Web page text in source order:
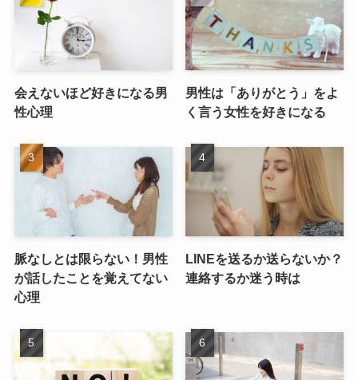
会えないほど好きになる男
性心理
男性は「ありがとう」をよ
く言う女性を好きになる
脈なしとは限らない！男性
が話したことを覚えてない
心理
LINEを送るか送らないか？
連絡するか迷う時は